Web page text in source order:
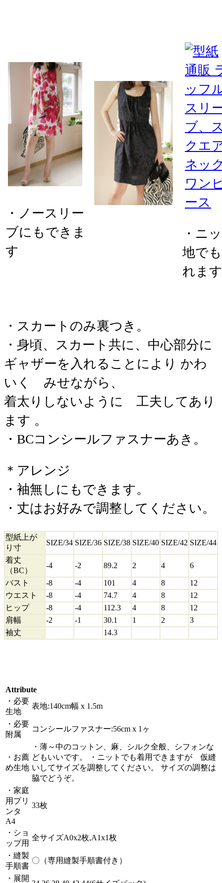
・ノースリー
ブにもできま
す
・ニ
地で
れます
・スカートのみ裏つき。
・身頃、スカート共に、中心部分に
ギャザーを入れることにより かわ
いく みせながら、
着太りしないように 工夫してあり
ます 。
・BCコンシールファスナーあき。
＊アレンジ
・袖無しにもできます。
・丈はお好みで調整してください。
型紙上が
り寸
SIZE/34 SIZE/36 SIZE/38 SIZE/40 SIZE/42 SIZE/44
着丈
（BC）
-4 -2 89.2 2 4 6
バスト -8 -4 101 4 8
12
ウエスト
-8 -4 74.7 4 8
12
ヒップ
-8 -4 112.3 4 8
12
肩幅
-2 -1 30.1 1 2
3
袖丈
14.3
Attribute
・必要
生地
表地:140cm幅 x 1.5m
・必要
附属
コンシールファスナー:56cm x 1ヶ
・お薦
め生地
・薄～中のコットン、麻、シルク全般、シフォンな
どもいいです。 ・ニットでも着用できますが 仮縫
いしてサイズを調整してください。 サイズの調整は
脇でどうぞ。
・家庭
用プリ
ンタ
A4
33枚
・ショ
ップ用
全サイズA0x2枚,A1x1枚
・縫製
手順書
〇（専用縫製手順書付き）
・展開